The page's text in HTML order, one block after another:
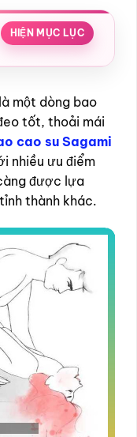
HIỆN MỤC LỤC
một dòng bao
tốt, thoải mái
cao su Sagami
nhiều ưu điểm
được lựa
thành khác.